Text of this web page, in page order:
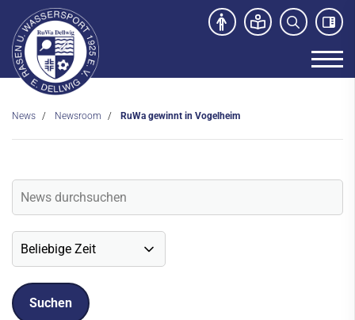
News Newsroom RuWa gewinnt in Vogelheim
Veranstaltungen
Social-Media News
Sport- und Kursangebot